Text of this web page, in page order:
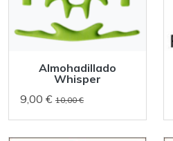
Almohadillado
Whisper
9,00 € 10,00 €